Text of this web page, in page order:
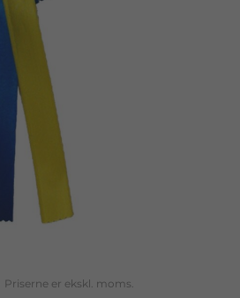
Priserne er ekskl. moms.